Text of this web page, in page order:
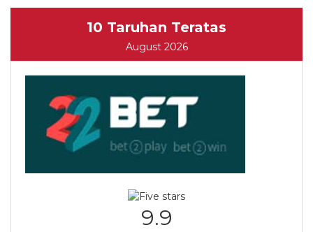
10 Taruhan Teratas
August 2026
9.9